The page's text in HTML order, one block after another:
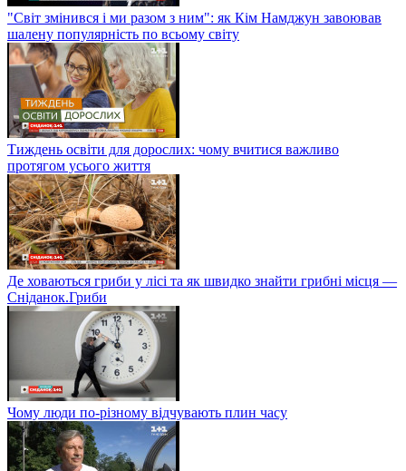
"Світ змінився і ми разом з ним": як Кім Намджун завоював
шалену популярність по всьому світу
Тиждень освіти для дорослих: чому вчитися важливо
протягом усього життя
Де ховаються гриби у лісі та як швидко знайти грибні місця —
Сніданок.Гриби
Чому люди по-різному відчувають плин часу